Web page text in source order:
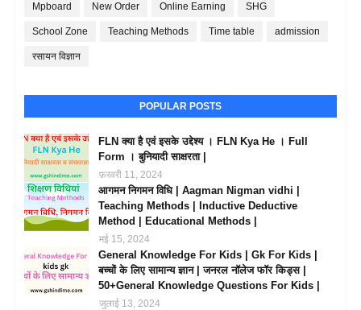
Mpboard New Order Online Earning SHG
School Zone Teaching Methods Time table admission
रसायन विज्ञान
POPULAR POSTS
FLN क्या है एवं इसके उद्देश्य । FLN Kya He । Full
Form । बुनियादी साक्षरता |
फ़रवरी 11, 2024
आगमन निगमन विधि | Aagman Nigman vidhi |
Teaching Methods | Inductive Deductive
Method | Educational Methods |
मई 15, 2024
General Knowledge For Kids | Gk For Kids |
बच्चों के लिए सामान्य ज्ञान | जनरल नॉलेज फॉर किड्स |
50+General Knowledge Questions For Kids |
जुलाई 13, 2024